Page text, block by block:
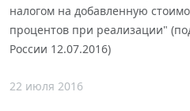
налогом на добавленную
процентов при реализации"
России 12.07.2016)
22 июля 2016